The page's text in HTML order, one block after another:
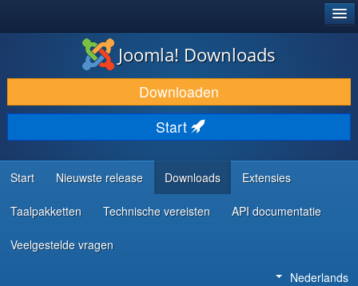
DOWNLOAD & BREID UIT
ONTDEK & LEER
COMMUNITY & ONDERSTEUNING
ONTWIKKELAARSBRONNEN
Joomla! Downloads
Downloaden
Start
Start Nieuwste release Downloads Extensies
Taalpakketten Technische vereisten API documentatie
Veelgestelde vragen
Nederlands